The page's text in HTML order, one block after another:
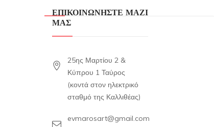
ΕΠΙΚΟΙΝΩΝΗΣΤΕ ΜΑΖΙ
ΜΑΣ
25ης Μαρτίου 2 &
Κύπρου 1 Ταύρος
(κοντά στον ηλεκτρικό
σταθμό της Καλλιθέας)
evmarosart@gmail.com